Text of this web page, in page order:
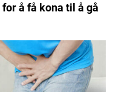
å få kona til å gå